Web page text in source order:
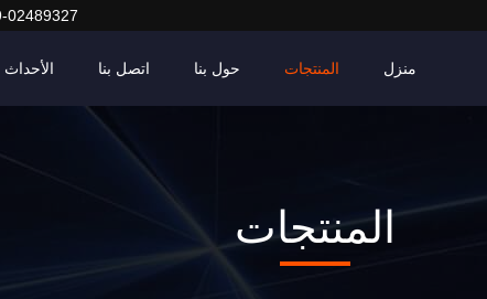
02489327
منزل المنتجات حول بنا اتصل بنا الأحداث
المنتجات